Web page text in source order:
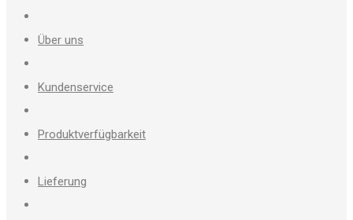
Über uns
Kundenservice
Produktverfügbarkeit
Lieferung